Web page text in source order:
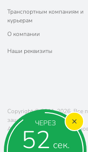
ЧЕРЕЗ
51 сек.
Транспортным компаниям и
курьерам
О компании
Наши реквизиты
Copyright © 2011-2026. Все
защищены.
Адрес: г. Москва, ул.
20 (метро Южная)
Телефон:8 (800) 770-77-06